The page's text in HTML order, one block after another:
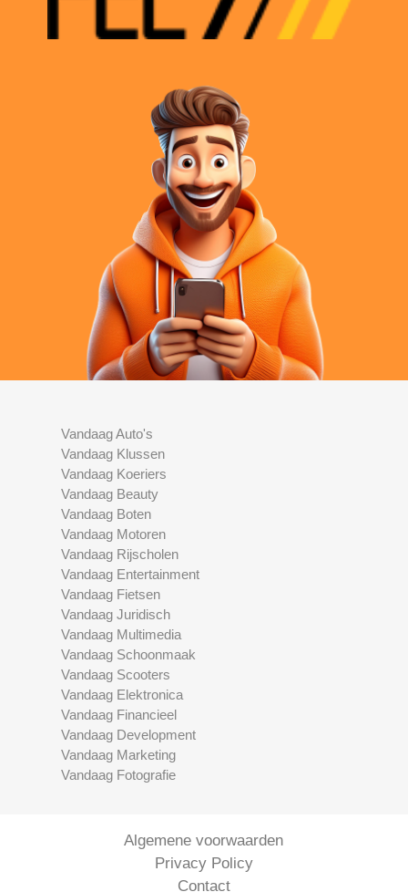
Vandaag Auto's
Vandaag Klussen
Vandaag Koeriers
Vandaag Beauty
Vandaag Boten
Vandaag Motoren
Vandaag Rijscholen
Vandaag Entertainment
Vandaag Fietsen
Vandaag Juridisch
Vandaag Multimedia
Vandaag Schoonmaak
Vandaag Scooters
Vandaag Elektronica
Vandaag Financieel
Vandaag Development
Vandaag Marketing
Vandaag Fotografie
Algemene voorwaarden
Privacy Policy
Contact